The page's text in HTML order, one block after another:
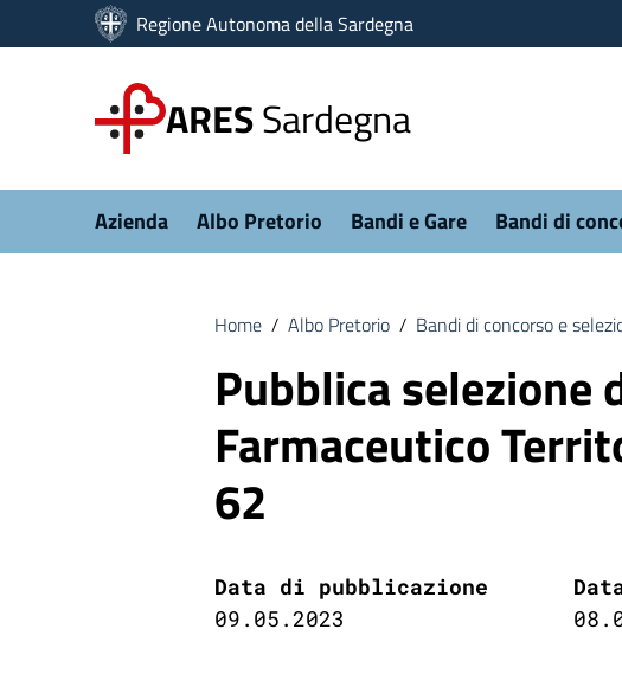
Vai ai contenuti
Vai al menu di navigazione
Vai al footer
Regione Autonoma della Sardegna
ARESSardegna
Submenu
Azienda Albo Pretorio Bandi e Gare Bandi di
Home / Albo Pretorio / Bandi di concorso e
Pubblica selezione
Farmaceutico
62
Data di pubblicazione
09.05.2023